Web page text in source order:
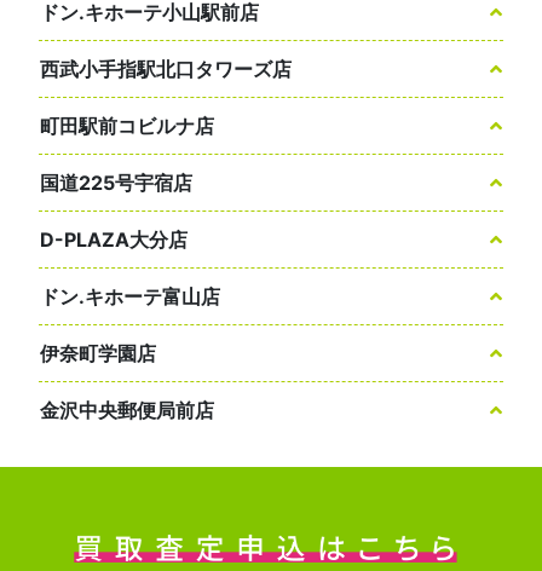
ドン.キホーテ小山駅前店
西武小手指駅北口タワーズ店
町田駅前コビルナ店
国道225号宇宿店
D-PLAZA大分店
ドン.キホーテ富山店
伊奈町学園店
金沢中央郵便局前店